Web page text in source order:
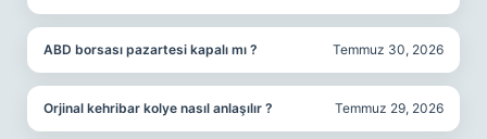
ABD borsası pazartesi kapalı mı ? Temmuz 30, 2026
Orjinal kehribar kolye nasıl anlaşılır ? Temmuz 29, 2026